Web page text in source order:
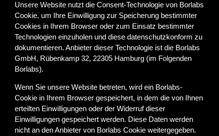
Unsere Website nutzt die Consent-Technologie von Borlabs
Cookie, um Ihre Einwilligung zur Speicherung bestimmter
Cookies in Ihrem Browser oder zum Einsatz bestimmter
Technologien einzuholen und diese datenschutzkonform zu
dokumentieren. Anbieter dieser Technologie ist die Borlabs
GmbH, Rübenkamp 32, 22305 Hamburg (im Folgenden
Borlabs).
Wenn Sie unsere Website betreten, wird ein Borlabs-
Cookie in Ihrem Browser gespeichert, in dem die von Ihnen
erteilten Einwilligungen oder der Widerruf dieser
Einwilligungen gespeichert werden. Diese Daten werden
nicht an den Anbieter von Borlabs Cookie weitergegeben.